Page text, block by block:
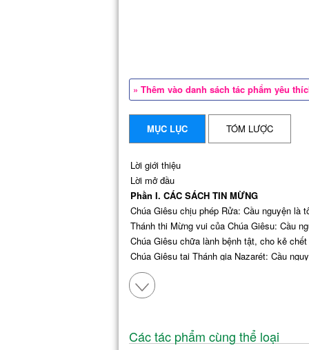
» Thêm vào danh sách tác phẩm yêu
MỤC LỤC TÓM LƯỢC
Lời giới thiệu
Lời mở đầu
Phần I. CÁC SÁCH TIN MỪNG
Chúa Giêsu chịu phép Rửa: Cầu nguyện là
Thánh thi Mừng vui của Chúa Giêsu: Cầu
Chúa Giêsu chữa lành bệnh tật, cho kẻ
Chúa Giêsu tại Thánh gia Nazarét: Cầu
Lời nguyện lập phép Thánh Thể của Chúa
Lời cầu nguyện linh mục của Chúa Giêsu:
Lời cầu nguyện của Chúa Giêsu tại Vườn
Lời cầu nguyện cuối cùng của Chúa Giêsu:
Chúa Giêsu chết trên Thập giá: Cầu
Các tác phẩm cùng thể loại